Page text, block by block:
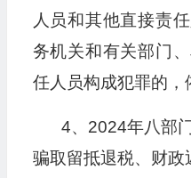
人员和其他直接责
务机关和有关部门
任人员构成犯罪的，
4、2024年八部
骗取留抵退税、财政